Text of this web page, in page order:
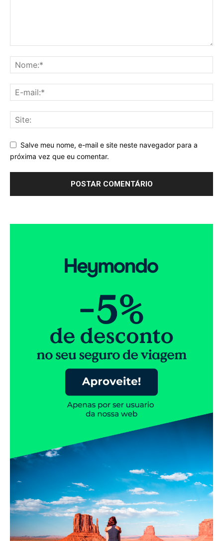
Salve meu nome, e-mail e site neste navegador para a
próxima vez que eu comentar.